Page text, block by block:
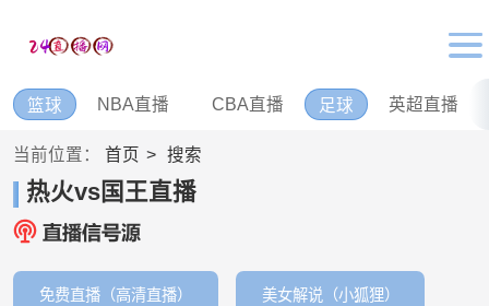
篮球 NBA直播 CBA直播 足球 英超直播
当前位置： 首页 搜索
热火vs国王直播
免费直播（高清直播） 美女解说（小狐狸）